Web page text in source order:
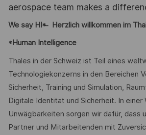
aerospace team makes a
We say HI* ̶ Herzlich willkommen im
*Human Intelligence
Thales in der Schweiz ist Teil eines
Technologiekonzerns in den Bereichen
Sicherheit, Training und Simulation,
Digitale Identität und Sicherheit. In einer
Unwägbarkeiten sorgen wir dafür, dass
Partner und Mitarbeitenden mit